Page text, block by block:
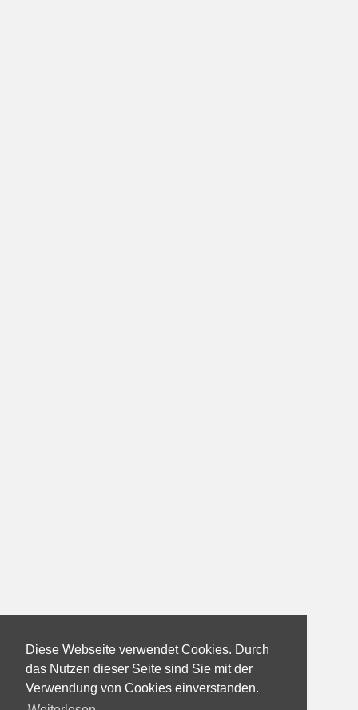
Diese Webseite verwendet Cookies. Durch
das Nutzen dieser Seite sind Sie mit der
Verwendung von Cookies einverstanden.